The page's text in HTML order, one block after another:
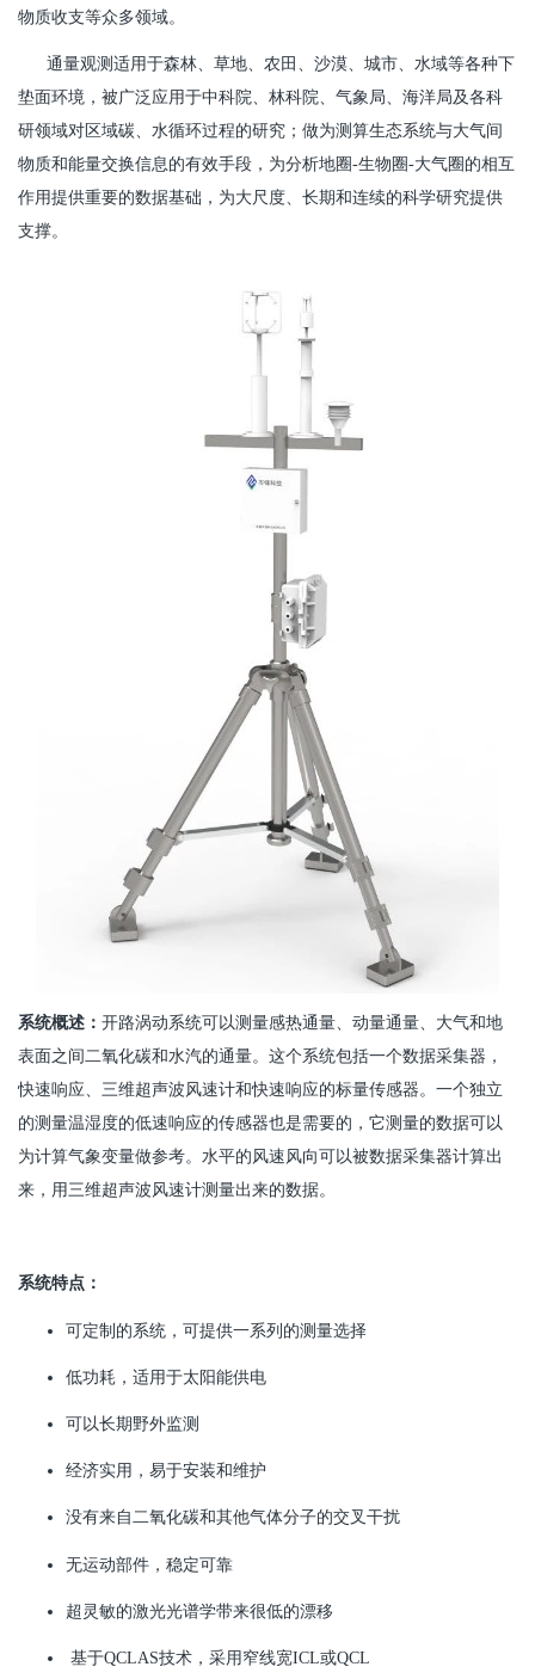
物质收支等众多领域。
通量观测适用于森林、草地、农田、沙漠、城市、水域等各种下
垫面环境，被广泛应用于中科院、林科院、气象局、海洋局及各科
研领域对区域碳、水循环过程的研究；做为测算生态系统与大气间
物质和能量交换信息的有效手段，为分析地圈-生物圈-大气圈的相互
作用提供重要的数据基础，为大尺度、长期和连续的科学研究提供
支撑。
系统概述： 开路涡动系统可以测量感热通量、动量通量、大气和地
表面之间二氧化碳和水汽的通量。这个系统包括一个数据采集器，
快速响应、三维超声波风速计和快速响应的标量传感器。一个独立
的测量温湿度的低速响应的传感器也是需要的，它测量的数据可以
为计算气象变量做参考。水平的风速风向可以被数据采集器计算出
来，用三维超声波风速计测量出来的数据。
系统特点：
可定制的系统，可提供一系列的测量选择
低功耗，适用于太阳能供电
可以长期野外监测
经济实用，易于安装和维护
没有来自二氧化碳和其他气体分子的交叉干扰
无运动部件，稳定可靠
超灵敏的激光光谱学带来很低的漂移
基于QCLAS技术，采用窄线宽ICL或QCL